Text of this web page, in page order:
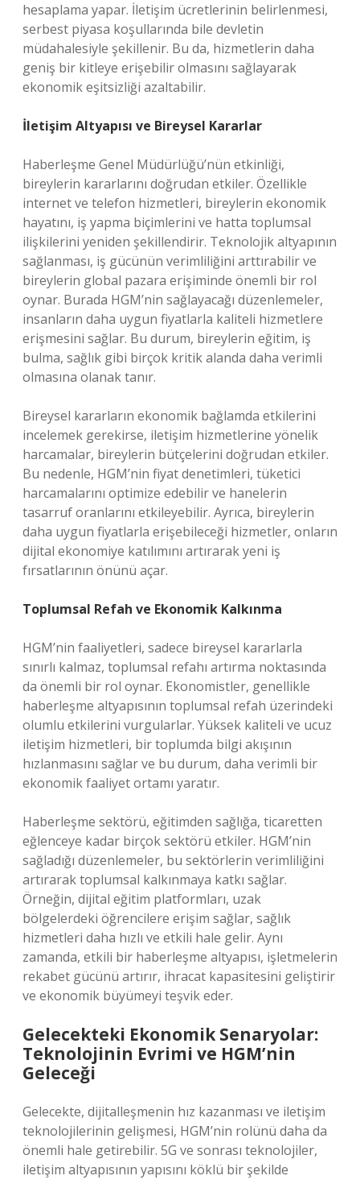
hesaplama yapar. İletişim ücretlerinin belirlenmesi,
serbest piyasa koşullarında bile devletin
müdahalesiyle şekillenir. Bu da, hizmetlerin daha
geniş bir kitleye erişebilir olmasını sağlayarak
ekonomik eşitsizliği azaltabilir.
İletişim Altyapısı ve Bireysel Kararlar
Haberleşme Genel Müdürlüğü’nün etkinliği,
bireylerin kararlarını doğrudan etkiler. Özellikle
internet ve telefon hizmetleri, bireylerin ekonomik
hayatını, iş yapma biçimlerini ve hatta toplumsal
ilişkilerini yeniden şekillendirir. Teknolojik altyapının
sağlanması, iş gücünün verimliliğini arttırabilir ve
bireylerin global pazara erişiminde önemli bir rol
oynar. Burada HGM’nin sağlayacağı düzenlemeler,
insanların daha uygun fiyatlarla kaliteli hizmetlere
erişmesini sağlar. Bu durum, bireylerin eğitim, iş
bulma, sağlık gibi birçok kritik alanda daha verimli
olmasına olanak tanır.
Bireysel kararların ekonomik bağlamda etkilerini
incelemek gerekirse, iletişim hizmetlerine yönelik
harcamalar, bireylerin bütçelerini doğrudan etkiler.
Bu nedenle, HGM’nin fiyat denetimleri, tüketici
harcamalarını optimize edebilir ve hanelerin
tasarruf oranlarını etkileyebilir. Ayrıca, bireylerin
daha uygun fiyatlarla erişebileceği hizmetler, onların
dijital ekonomiye katılımını artırarak yeni iş
fırsatlarının önünü açar.
Toplumsal Refah ve Ekonomik Kalkınma
HGM’nin faaliyetleri, sadece bireysel kararlarla
sınırlı kalmaz, toplumsal refahı artırma noktasında
da önemli bir rol oynar. Ekonomistler, genellikle
haberleşme altyapısının toplumsal refah üzerindeki
olumlu etkilerini vurgularlar. Yüksek kaliteli ve ucuz
iletişim hizmetleri, bir toplumda bilgi akışının
hızlanmasını sağlar ve bu durum, daha verimli bir
ekonomik faaliyet ortamı yaratır.
Haberleşme sektörü, eğitimden sağlığa, ticaretten
eğlenceye kadar birçok sektörü etkiler. HGM’nin
sağladığı düzenlemeler, bu sektörlerin verimliliğini
artırarak toplumsal kalkınmaya katkı sağlar.
Örneğin, dijital eğitim platformları, uzak
bölgelerdeki öğrencilere erişim sağlar, sağlık
hizmetleri daha hızlı ve etkili hale gelir. Aynı
zamanda, etkili bir haberleşme altyapısı, işletmelerin
rekabet gücünü artırır, ihracat kapasitesini geliştirir
ve ekonomik büyümeyi teşvik eder.
Gelecekteki Ekonomik Senaryolar:
Teknolojinin Evrimi ve HGM’nin
Geleceği
Gelecekte, dijitalleşmenin hız kazanması ve iletişim
teknolojilerinin gelişmesi, HGM’nin rolünü daha da
önemli hale getirebilir. 5G ve sonrası teknolojiler,
iletişim altyapısının yapısını köklü bir şekilde